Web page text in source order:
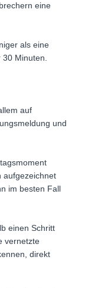
eine
als eine
30 Minuten.
auf
und
aufgezeichnet
im besten Fall
einen Schritt
vernetzte
direkt